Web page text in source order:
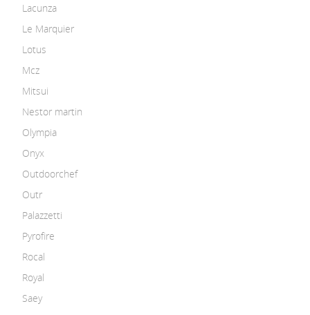
Lacunza
Le Marquier
Lotus
Mcz
Mitsui
Nestor martin
Olympia
Onyx
Outdoorchef
Outr
Palazzetti
Pyrofire
Rocal
Royal
Saey